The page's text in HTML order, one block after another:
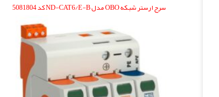
سرج ارستر شبکه OBO مدل ND-CAT6/E-B کد 5081804